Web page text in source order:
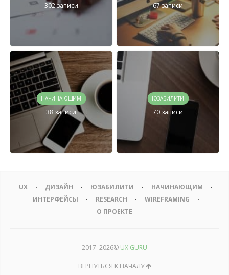
302 записи 67 записи
НАЧИНАЮЩИМ
38 записи
ЮЗАБИЛИТИ
70 записи
UX ДИЗАЙН ЮЗАБИЛИТИ
НАЧИНАЮЩИМ
ИНТЕРФЕЙСЫ
RESEARCH
WIREFRAMING
О ПРОЕКТЕ
2017–2026© UX GURU
ВЕРНУТЬСЯ К НАЧАЛУ